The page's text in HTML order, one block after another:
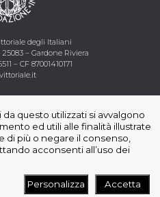
questo utilizzati si avvalgono
ed utili alle finalità illustrate
di più o negare il consenso,
acconsenti all’uso dei
Personalizza Accetta
degli Italiani
– Gardone Riviera
– CF87001410171
di utilizzo